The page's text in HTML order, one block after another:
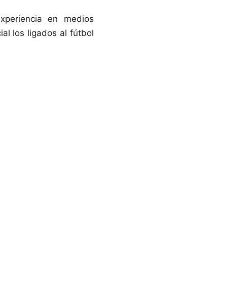
en medios
los ligados al fútbol